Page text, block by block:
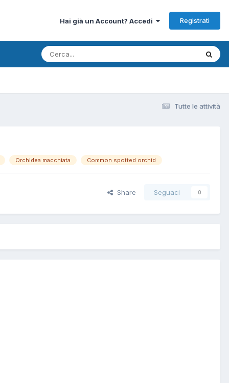
Hai già un Account? Accedi Registrati
Tutte le attività
Orchidea macchiata Common spotted orchid
Share Seguaci 0